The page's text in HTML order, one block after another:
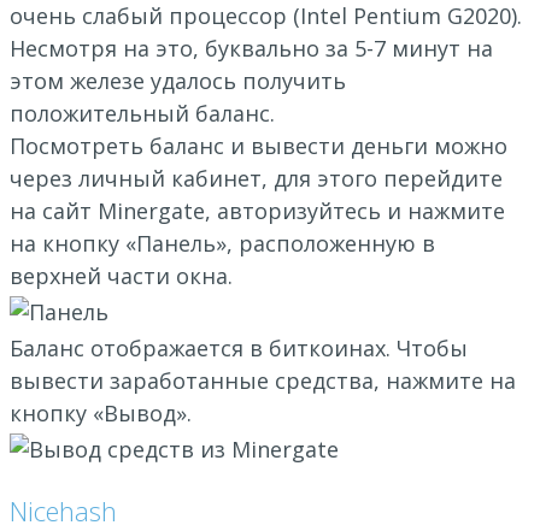
очень слабый процессор (Intel Pentium G2020).
Несмотря на это, буквально за 5-7 минут на
этом железе удалось получить
положительный баланс.
Посмотреть баланс и вывести деньги можно
через личный кабинет, для этого перейдите
на сайт Minergate, авторизуйтесь и нажмите
на кнопку «Панель», расположенную в
верхней части окна.
Баланс отображается в биткоинах. Чтобы
вывести заработанные средства, нажмите на
кнопку «Вывод».
Nicehash